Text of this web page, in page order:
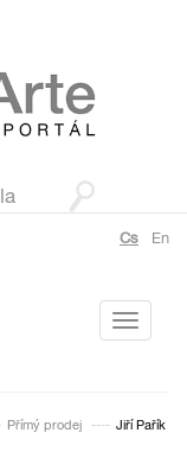
Cs En
Toggle
Přímý prodej Jiří Pařík